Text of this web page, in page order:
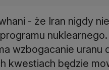
- że Iran nigdy
nuklearnego.
wzbogacanie uranu
kwestiach będzie